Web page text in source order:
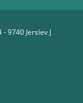
9740 Jerslev J